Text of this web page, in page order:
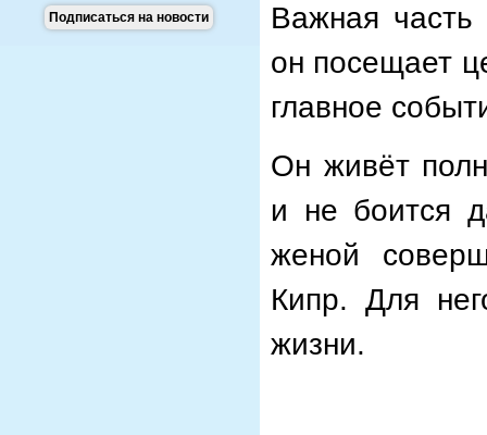
Подписаться на новости
Важная
он посещает
главное
Он живёт
и не боится
женой
Кипр. Для
жизни.